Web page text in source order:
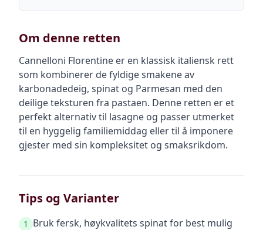
Om denne retten
Cannelloni Florentine er en klassisk italiensk rett
som kombinerer de fyldige smakene av
karbonadedeig, spinat og Parmesan med den
deilige teksturen fra pastaen. Denne retten er et
perfekt alternativ til lasagne og passer utmerket
til en hyggelig familiemiddag eller til å imponere
gjester med sin kompleksitet og smaksrikdom.
Tips og Varianter
1
Bruk fersk, høykvalitets spinat for best mulig